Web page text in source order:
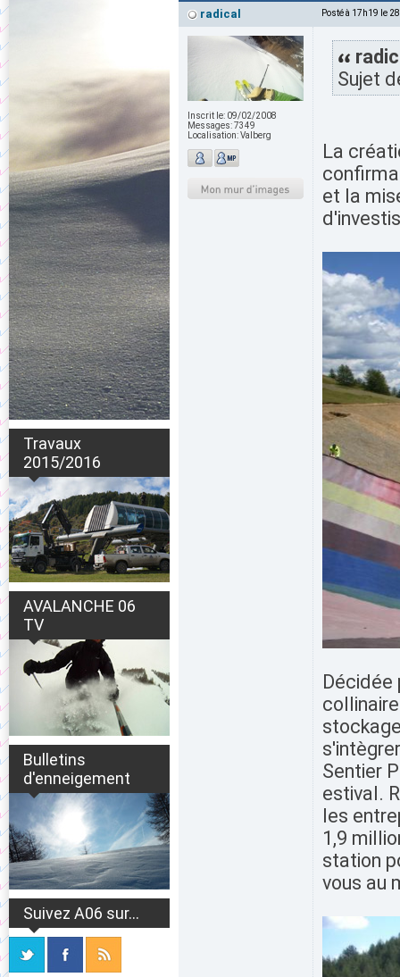
Travaux
2015/2016
AVALANCHE 06
TV
Bulletins
d'enneigement
Suivez A06 sur...
radical Posté à 17h19 le
Inscrit le: 09/02/2008
Messages:7349
Localisation:Valberg
Sujet
La
et la
Décidée
Sentier
estival.
les
1,9
station
vous au